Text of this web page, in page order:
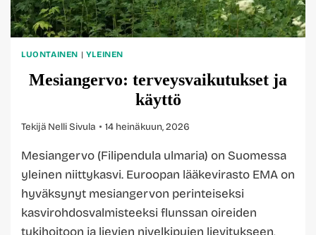
LUONTAINEN | YLEINEN
Mesiangervo: terveysvaikutukset ja
käyttö
Tekijä Nelli Sivula 14 heinäkuun, 2026
Mesiangervo (Filipendula ulmaria) on Suomessa
yleinen niittykasvi. Euroopan lääkevirasto EMA on
hyväksynyt mesiangervon perinteiseksi
kasvirohdosvalmisteeksi flunssan oireiden
tukihoitoon ja lievien nivelkipujen lievitykseen,